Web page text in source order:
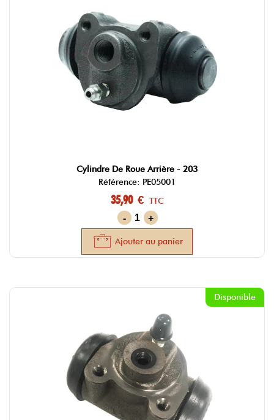
Cylindre De Roue Arrière - 203
Référence: PE05001
35,90 € TTC
-
+
Ajouter au panier
Disponible